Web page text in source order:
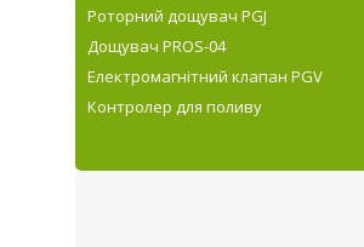
Роторний дощувач PGJ
Дощувач PROS-04
Електромагнітний клапан PGV
Контролер для поливу